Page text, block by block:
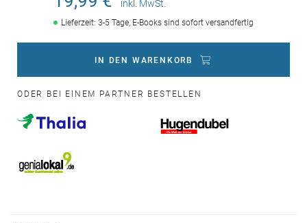
inkl. MwSt.
Lieferzeit: 3-5 Tage, E-Books sind sofort versandfertig
IN DEN WARENKORB
ODER BEI EINEM PARTNER BESTELLEN